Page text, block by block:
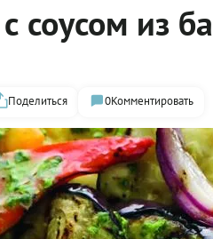
соусом из
Поделиться 0Комментировать